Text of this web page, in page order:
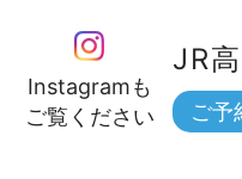
Instagramも
ご覧ください
JR
ご予